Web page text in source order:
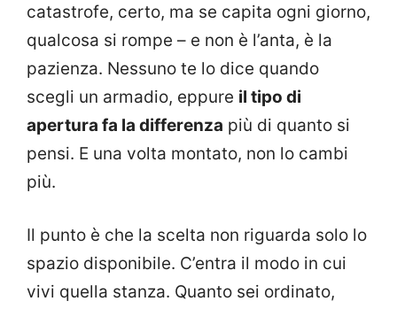
catastrofe, certo, ma se capita ogni giorno,
qualcosa si rompe – e non è l’anta, è la
pazienza. Nessuno te lo dice quando
scegli un armadio, eppure il tipo di
apertura fa la differenza più di quanto si
pensi. E una volta montato, non lo cambi
più.
Il punto è che la scelta non riguarda solo lo
spazio disponibile. C’entra il modo in cui
vivi quella stanza. Quanto sei ordinato,